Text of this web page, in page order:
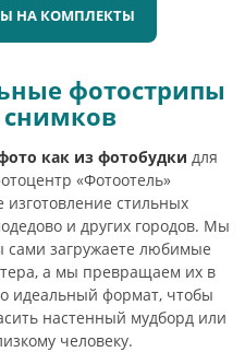
НА КОМПЛЕКТЫ
фотострипы
снимков
как из фотобудки для
«Фотоотель»
изготовление стильных
и других городов. Мы
загружаете любимые
а мы превращаем их в
идеальный формат, чтобы
настенный мудборд или
человеку.